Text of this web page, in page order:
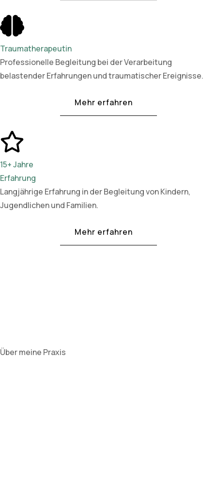
Traumatherapeutin
Professionelle Begleitung bei der Verarbeitung
belastender Erfahrungen und traumatischer Ereignisse.
Mehr erfahren
15+ Jahre
Erfahrung
Langjährige Erfahrung in der Begleitung von Kindern,
Jugendlichen und Familien.
Mehr erfahren
Über meine Praxis